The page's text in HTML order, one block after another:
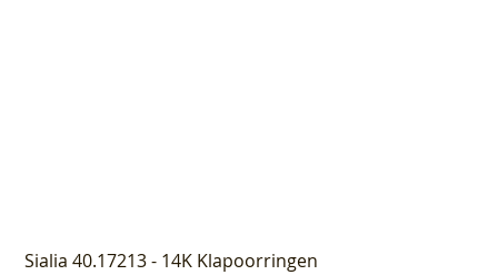
Sialia 40.17213 - 14K Klapoorringen